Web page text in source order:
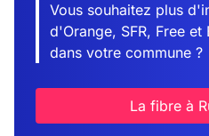
Vous souhaitez plus
d'Orange, SFR, Free et
dans votre commune ?
La fibre à